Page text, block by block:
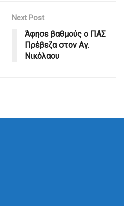
Next Post
Άφησε βαθμούς ο ΠΑΣ
Πρέβεζα στον Αγ.
Νικόλαου